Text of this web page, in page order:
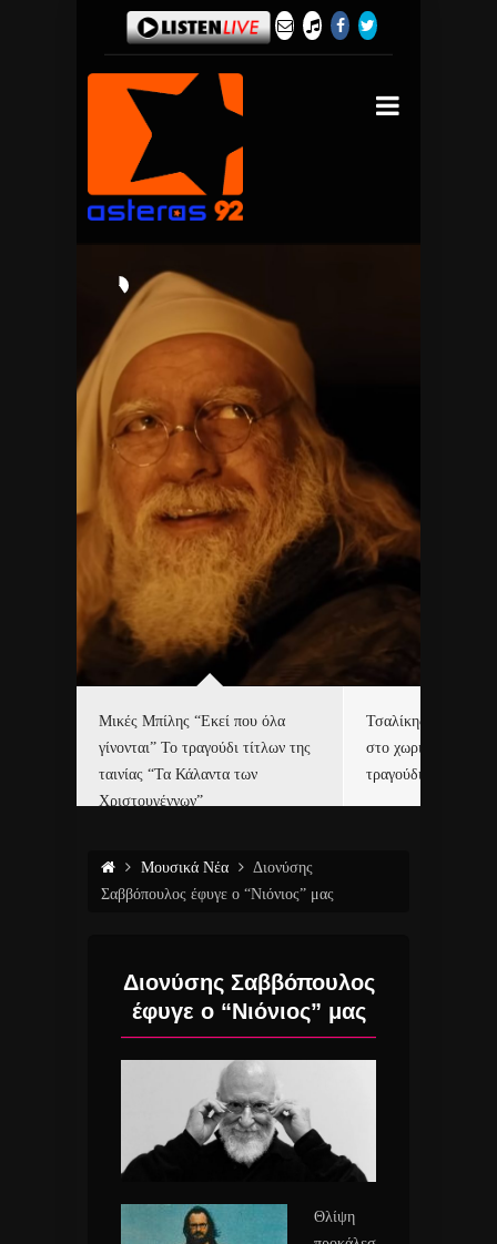
Μικές Μπίλης “Εκεί που όλα
γίνονται” Το τραγούδι τίτλων της
ταινίας “Τα Κάλαντα των
Χριστουγέννων”
Τσαλίκης,
στο χωριό του Άι
τραγούδι και video
Μουσικά Νέα
Διονύσης
Σαββόπουλος έφυγε ο “Νιόνιος” μας
Διονύσης Σαββόπουλος
έφυγε ο “Νιόνιος” μας
Θλίψη